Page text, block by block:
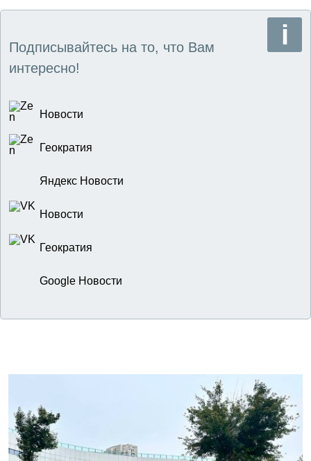
Подписывайтесь на то, что Вам
интересно!
Новости
Геократия
Яндекс Новости
Новости
Геократия
Google Новости